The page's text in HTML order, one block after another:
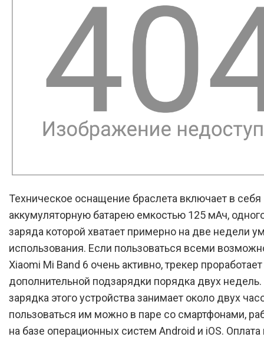
Техническое оснащение браслета включает в себя
аккумуляторную батарею емкостью 125 мАч,
заряда которой хватает примерно на две недели
использования. Если пользоваться всеми
Xiaomi Mi Band 6 очень активно, трекер
дополнительной подзарядки порядка двух
зарядка этого устройства занимает около двух
пользоваться им можно в паре со смартфонами,
на базе операционных систем Android и iOS. Оплата